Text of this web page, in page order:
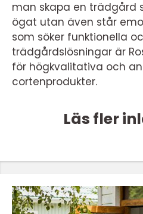
man skapa en trädgård
ögat utan även står
som söker funktionella
trädgårdslösningar är
för högkvalitativa och
cortenprodukter.
Läs fler